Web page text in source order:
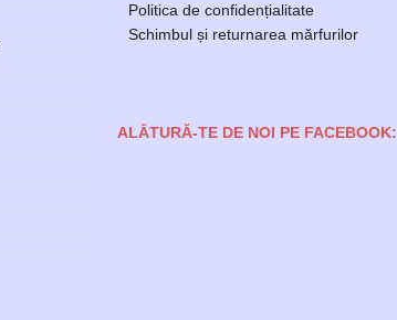
Politica de confidențialitate
Schimbul și returnarea mărfurilor
ALĂTURĂ-TE DE NOI PE FACEBOOK: